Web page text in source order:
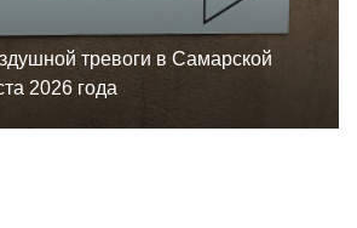
тревоги в Самарской
2026 года